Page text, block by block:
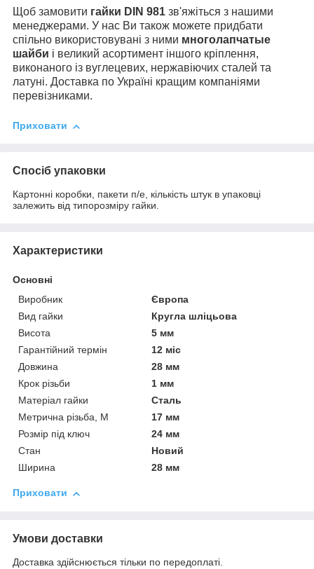
Щоб замовити гайки DIN 981 зв'яжіться з нашими
менеджерами. У нас Ви також можете придбати
спільно використовувані з ними многолапчатые
шайби і великий асортимент іншого кріплення,
виконаного із вуглецевих, нержавіючих сталей та
латуні. Доставка по Україні кращим компаніями
перевізниками.
Приховати
Спосіб упаковки
Картонні коробки, пакети п/е, кількість штук в упаковці
залежить від типорозміру гайки.
Характеристики
Основні
Виробник
Європа
Вид гайки
Кругла шліцьова
Висота
5 мм
Гарантійний термін
12 міс
Довжина
28 мм
Крок різьби
1 мм
Матеріал гайки
Сталь
Метрична різьба, М
17 мм
Розмір під ключ
24 мм
Стан
Новий
Ширина
28 мм
Приховати
Умови доставки
Доставка здійснюється тільки по передоплаті.